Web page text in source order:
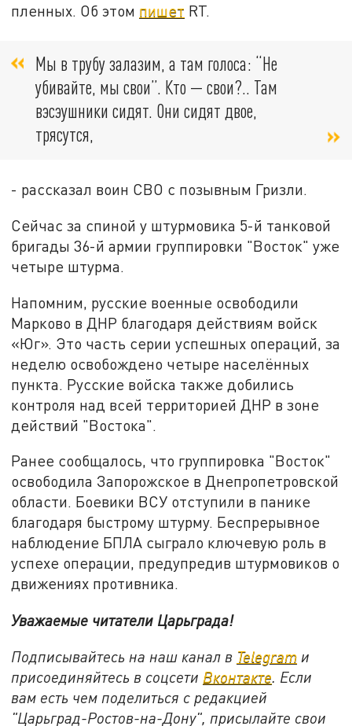
пленных. Об этом пишет RT.
Мы в трубу залазим, а там голоса: “Не
убивайте, мы свои”. Кто — свои?.. Там
вэсэушники сидят. Они сидят двое,
трясутся,
- рассказал воин СВО с позывным Гризли.
Сейчас за спиной у штурмовика 5-й танковой
бригады 36-й армии группировки "Восток" уже
четыре штурма.
Напомним, русские военные освободили
Марково в ДНР благодаря действиям войск
«Юг». Это часть серии успешных операций, за
неделю освобождено четыре населённых
пункта. Русские войска также добились
контроля над всей территорией ДНР в зоне
действий "Востока".
Ранее сообщалось, что группировка "Восток"
освободила Запорожское в Днепропетровской
области. Боевики ВСУ отступили в панике
благодаря быстрому штурму. Беспрерывное
наблюдение БПЛА сыграло ключевую роль в
успехе операции, предупредив штурмовиков о
движениях противника.
Уважаемые читатели Царьграда!
Подписывайтесь на наш канал в Telegram и
присоединяйтесь в соцсети Вконтакте. Если
вам есть чем поделиться с редакцией
"Царьград-Ростов-на-Дону", присылайте свои